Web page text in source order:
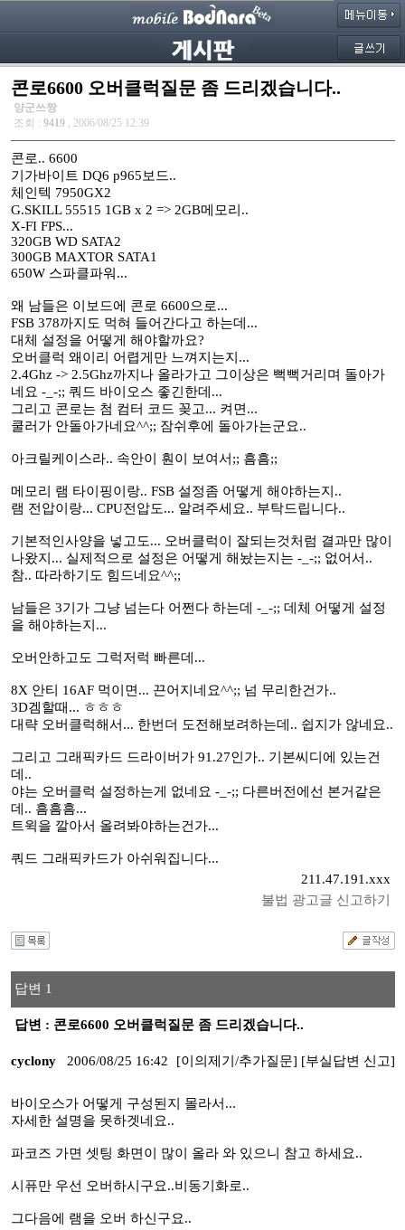
콘로6600 오버클럭질문 좀 드리겠습니다..
양군쓰짱
조회 : 9419 , 2006/08/25 12:39
콘로.. 6600
기가바이트 DQ6 p965보드..
체인텍 7950GX2
G.SKILL 55515 1GB x 2 => 2GB메모리..
X-FI FPS...
320GB WD SATA2
300GB MAXTOR SATA1
650W 스파클파워...
왜 남들은 이보드에 콘로 6600으로...
FSB 378까지도 먹혀 들어간다고 하는데...
대체 설정을 어떻게 해야할까요?
오버클럭 왜이리 어렵게만 느껴지는지...
2.4Ghz -> 2.5Ghz까지나 올라가고 그이상은 뻑뻑거리며 돌아가
네요 -_-;; 쿼드 바이오스 좋긴한데...
그리고 콘로는 첨 컴터 코드 꽂고... 켜면...
쿨러가 안돌아가네요^^;; 잠쉬후에 돌아가는군요..
아크릴케이스라.. 속안이 훤이 보여서;; 흠흠;;
메모리 램 타이핑이랑.. FSB 설정좀 어떻게 해야하는지..
램 전압이랑... CPU전압도... 알려주세요.. 부탁드립니다..
기본적인사양을 넣고도... 오버클럭이 잘되는것처럼 결과만 많이
나왔지... 실제적으로 설정은 어떻게 해놨는지는 -_-;; 없어서..
참.. 따라하기도 힘드네요^^;;
남들은 3기가 그냥 넘는다 어쩐다 하는데 -_-;; 데체 어떻게 설정
을 해야하는지...
오버안하고도 그럭저럭 빠른데...
8X 안티 16AF 먹이면... 끈어지네요^^;; 넘 무리한건가..
3D겜할때... ㅎㅎㅎ
대략 오버클럭해서... 한번더 도전해보려하는데.. 쉽지가 않네요..
그리고 그래픽카드 드라이버가 91.27인가.. 기본씨디에 있는건
데..
야는 오버클럭 설정하는게 없네요 -_-;; 다른버전에선 본거같은
데.. 흠흠흠...
트윅을 깔아서 올려봐야하는건가...
쿼드 그래픽카드가 아쉬워집니다...
211.47.191.xxx
불법 광고글 신고하기
답변 1
답변 : 콘로6600 오버클럭질문 좀 드리겠습니다..
cyclony 2006/08/25 16:42 [이의제기/추가질문] [부실답변 신고]
바이오스가 어떻게 구성된지 몰라서...
자세한 설명을 못하겟네요..
파코즈 가면 셋팅 화면이 많이 올라 와 있으니 참고 하세요..
시퓨만 우선 오버하시구요..비동기화로..
그다음에 램을 오버 하신구요..